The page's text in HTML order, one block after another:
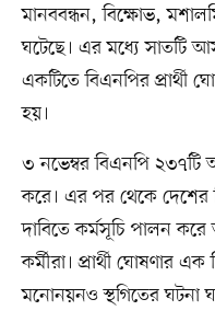
মানববন্ধন, বিক্ষোভ,
ঘটেছে। এর মধ্যে সাতটি
একটিতে বিএনপির প্রার্থী
হয়।
৩ নভেম্বর বিএনপি ২৩৭টি
করে। এর পর থেকে দেশের
দাবিতে কর্মসূচি পালন
কর্মীরা। প্রার্থী ঘোষণার
মনোনয়নও স্থগিতের ঘটনা